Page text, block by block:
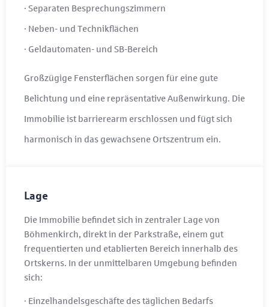
· Separaten Besprechungszimmern
· Neben- und Technikflächen
· Geldautomaten- und SB-Bereich
Großzügige Fensterflächen sorgen für eine gute
Belichtung und eine repräsentative Außenwirkung. Die
Immobilie ist barrierearm erschlossen und fügt sich
harmonisch in das gewachsene Ortszentrum ein.
Lage
Die Immobilie befindet sich in zentraler Lage von
Böhmenkirch, direkt in der Parkstraße, einem gut
frequentierten und etablierten Bereich innerhalb des
Ortskerns. In der unmittelbaren Umgebung befinden
sich:
· Einzelhandelsgeschäfte des täglichen Bedarfs